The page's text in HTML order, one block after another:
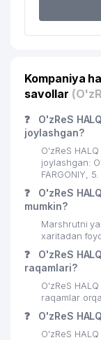
Kompaniya
savollar
❓
O'zReS
joylashgan?
O'zReS
joylashgan:
FARGONIY, 5.
❓
O'zReS
mumkin?
Marshrutni
xaritadan
❓
O'zReS
raqamlari?
O'zReS
raqamlar
❓ O'zReS
O'zReS